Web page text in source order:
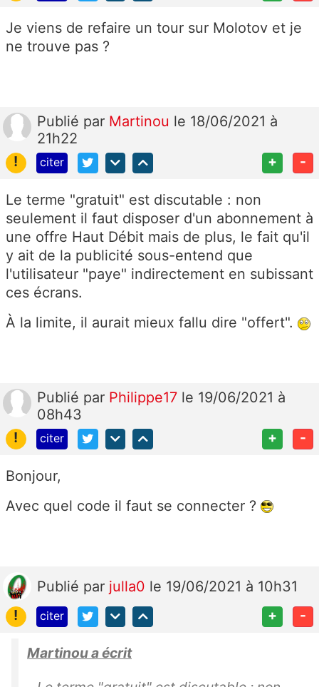
Je viens de refaire un tour sur Molotov et je
ne trouve pas ?
Publié par Martinou le 18/06/2021 à
21h22
!
citer + -
Le terme "gratuit" est discutable : non
seulement il faut disposer d'un abonnement à
une offre Haut Débit mais de plus, le fait qu'il
y ait de la publicité sous-entend que
l'utilisateur "paye" indirectement en subissant
ces écrans.
À la limite, il aurait mieux fallu dire "offert".
Publié par Philippe17 le 19/06/2021 à
08h43
!
citer + -
Bonjour,
Avec quel code il faut se connecter ?
Publié par julla0 le 19/06/2021 à 10h31
!
citer + -
Martinou a écrit